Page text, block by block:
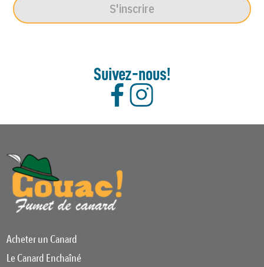
S'inscrire
Suivez-nous!
Acheter un Canard
Le Canard Enchaîné